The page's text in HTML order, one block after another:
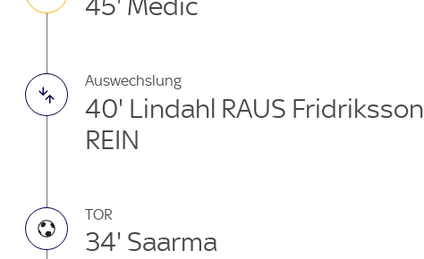
Auswechslung
40' Lindahl RAUS Fridriksson
REIN
TOR
34' Saarma